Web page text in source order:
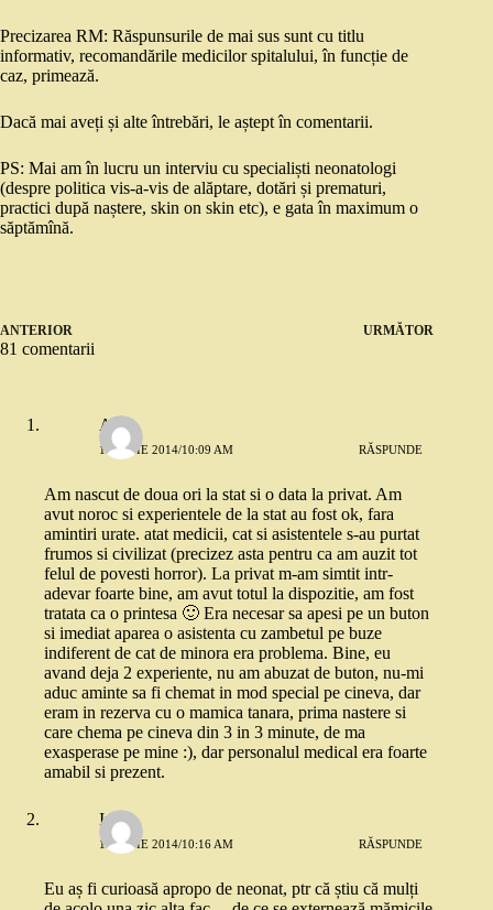
Precizarea RM: Răspunsurile de mai sus sunt cu titlu
informativ, recomandările medicilor spitalului, în funcție de
caz, primează.
Dacă mai aveți și alte întrebări, le aștept în comentarii.
PS: Mai am în lucru un interviu cu specialiști neonatologi
(despre politica vis-a-vis de alăptare, dotări și prematuri,
practici după naștere, skin on skin etc), e gata în maximum o
săptămînă.
ANTERIOR URMĂTOR
81 comentarii
Ana
15 IULIE 2014/10:09 AM RĂSPUNDE
Am nascut de doua ori la stat si o data la privat. Am
avut noroc si experientele de la stat au fost ok, fara
amintiri urate. atat medicii, cat si asistentele s-au purtat
frumos si civilizat (precizez asta pentru ca am auzit tot
felul de povesti horror). La privat m-am simtit intr-
adevar foarte bine, am avut totul la dispozitie, am fost
tratata ca o printesa 🙂 Era necesar sa apesi pe un buton
si imediat aparea o asistenta cu zambetul pe buze
indiferent de cat de minora era problema. Bine, eu
avand deja 2 experiente, nu am abuzat de buton, nu-mi
aduc aminte sa fi chemat in mod special pe cineva, dar
eram in rezerva cu o mamica tanara, prima nastere si
care chema pe cineva din 3 in 3 minute, de ma
exasperase pe mine :), dar personalul medical era foarte
amabil si prezent.
Iuli
15 IULIE 2014/10:16 AM RĂSPUNDE
Eu aș fi curioasă apropo de neonat, ptr că știu că mulți